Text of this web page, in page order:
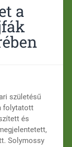
a
születésű
folytatott
és
Solymossy